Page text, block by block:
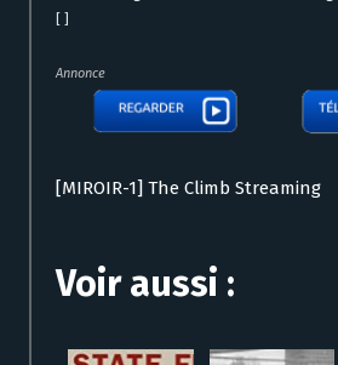
Annonce
[MIROIR-1] The Climb Streaming
Voir aussi :